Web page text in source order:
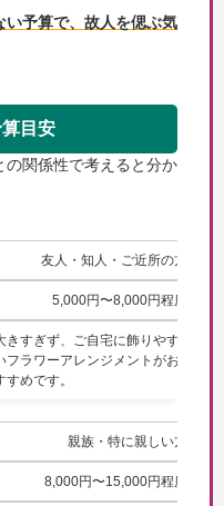
予算で、故人を偲ぶ気
目安
の関係性で考えると分か
友人・知人・ご近所の方
5,000円〜8,000円程度
きすぎず、ご自宅に飾りやす
フラワーアレンジメントがお
すめです。
親族・特に親しい方
8,000円〜15,000円程度